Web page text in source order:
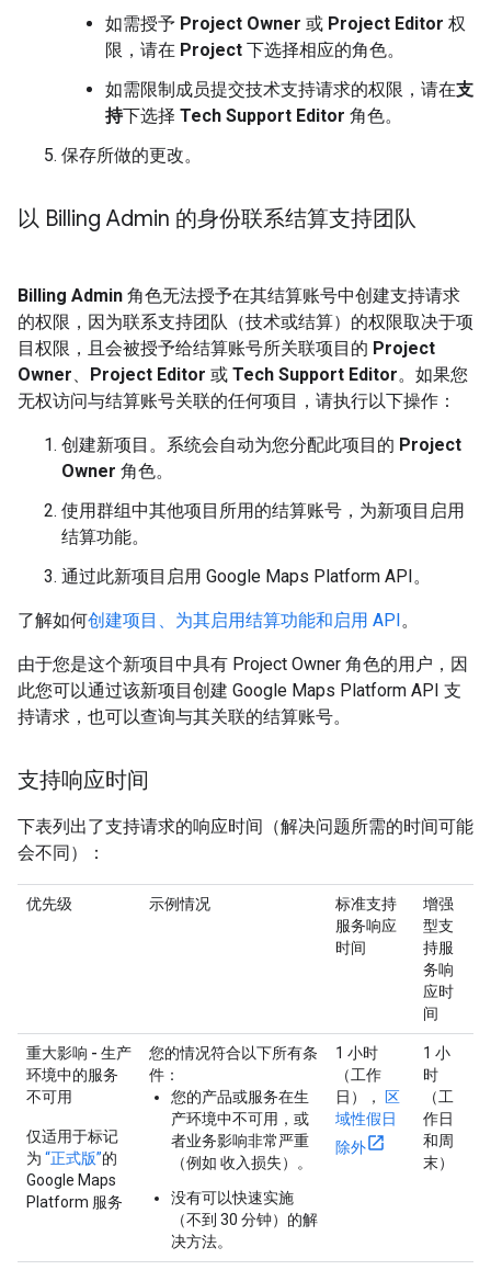
如需授予 Project Owner 或 Project Editor 权
限，请在 Project 下选择相应的角色。
如需限制成员提交技术支持请求的权限，请在支
持下选择 Tech Support Editor 角色。
保存所做的更改。
以 Billing Admin 的身份联系结算支持团队
Billing Admin 角色无法授予在其结算账号中创建支持请求
的权限，因为联系支持团队（技术或结算）的权限取决于项
目权限，且会被授予给结算账号所关联项目的 Project
Owner
Project Editor 或 Tech Support Editor。如果您
无权访问与结算账号关联的任何项目，请执行以下操作：
创建新项目。系统会自动为您分配此项目的 Project
Owner 角色。
使用群组中其他项目所用的结算账号，为新项目启用
结算功能。
通过此新项目启用 Google Maps Platform API。
了解如何创建项目、为其启用结算功能和启用 API。
由于您是这个新项目中具有 Project Owner 角色的用户，因
此您可以通过该新项目创建 Google Maps Platform API 支
持请求，也可以查询与其关联的结算账号。
支持响应时间
下表列出了支持请求的响应时间（解决问题所需的时间可能
会不同）：
优先级 示例情况
标准支持
服务响应
时间
增强
型支
持服
务响
应时
间
重大影响 - 生产
环境中的服务
不可用
仅适用于标记
为 “正式版”的
Google Maps
Platform 服务
您的情况符合以下所有条
件：
您的产品或服务在生
产环境中不可用，或
者业务影响非常严重
（例如 收入损失）。
没有可以快速实施
（不到 30 分钟）的解
决方法。
1 小时
（工作
日），
区
域性假日
除外
1 小
时
（工
作日
和周
末）